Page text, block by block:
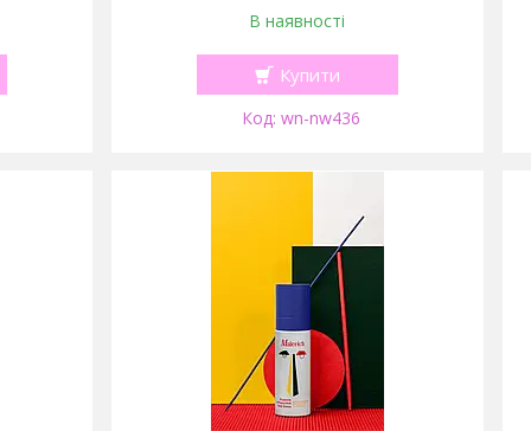
В наявності
Купити
wn-nw436